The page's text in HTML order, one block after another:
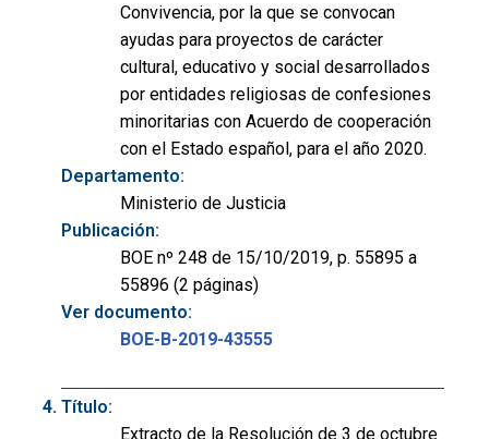
Convivencia, por la que se convocan
ayudas para proyectos de carácter
cultural, educativo y social desarrollados
por entidades religiosas de confesiones
minoritarias con Acuerdo de cooperación
con el Estado español, para el año 2020.
Departamento:
Ministerio de Justicia
Publicación:
BOE nº 248 de 15/10/2019, p. 55895 a
55896 (2 páginas)
Ver documento:
BOE-B-2019-43555
Título:
Extracto de la Resolución de 3 de octubre